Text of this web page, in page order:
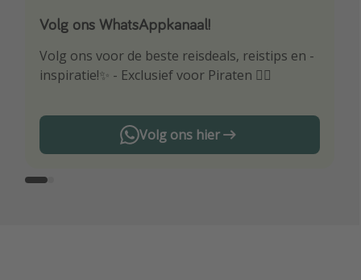
Volg ons WhatsAppkanaal!
Volg ons voor de beste reisdeals, reistips en -
inspiratie!✨ - Exclusief voor Piraten 🏴‍☠️
Volg ons hier
Download onze app
Wees als eerste op de hoogte van de beste
reisaanbiedingen